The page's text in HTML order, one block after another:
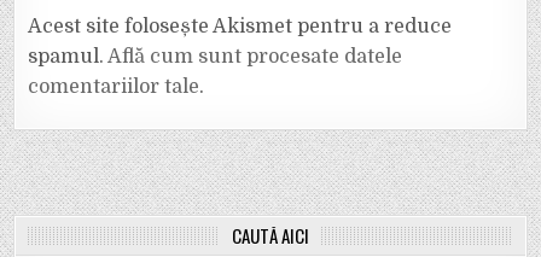
Acest site folosește Akismet pentru a reduce
spamul.Află cum sunt procesate datele
comentariilor tale.
CAUTĂ AICI